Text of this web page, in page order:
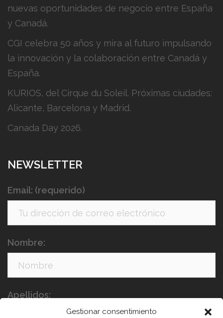
Gestionar consentimiento
nuevas oportunidades de negocio entre España
y Canadá.
CGI celebra 50 años y mira al futuro impulsando
la innovación y la colaboración entre Canadá y
España.
KURIOS, del Cirque du Soleil. Próximas ciudades:
Alicante, Barcelona y Madrid.
Canada Day 2026.
NEWSLETTER
Email: (requerido)
Nombre:
Apellidos: